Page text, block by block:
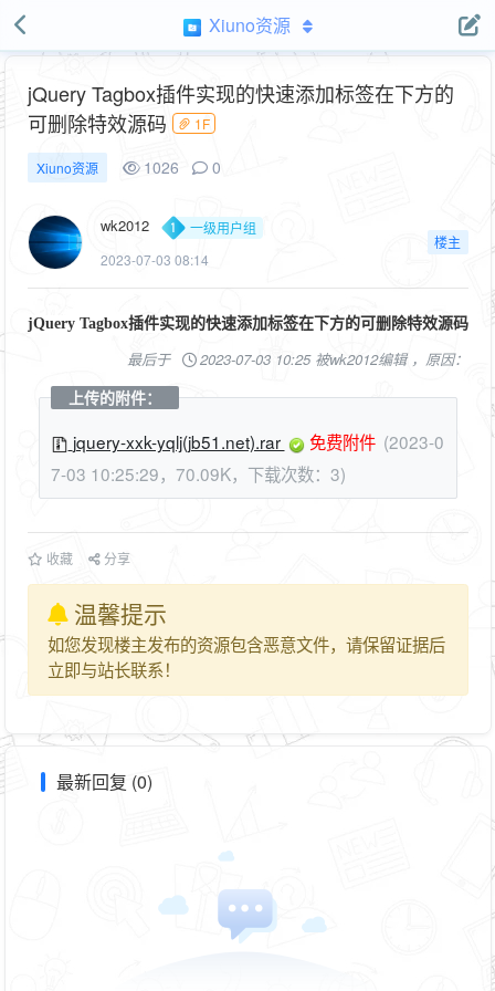
Xiuno资源
jQuery Tagbox插件实现的快速添加标签在下方的
可删除特效源码
1F
Xiuno资源 1026 0
wk2012
一级用户组
2023-07-03 08:14
楼主
jQuery Tagbox插件实现的快速添加标签在下方的可删除特效源码
最后于 2023-07-03 10:25 被wk2012编辑 ，原因：
上传的附件：
jquery-xxk-yqlj(jb51.net).rar 免费附件 (2023-0
7-03 10:25:29，70.09K，下载次数：3)
收藏 分享
温馨提示
如您发现楼主发布的资源包含恶意文件，请保留证据后
立即与站长联系！
最新回复 (0)